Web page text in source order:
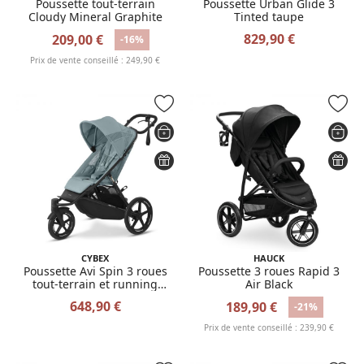
Poussette tout-terrain
Cloudy Mineral Graphite
209,00 € -16%
Prix de vente conseillé : 249,90 €
Poussette Urban Glide 3
Tinted taupe
829,90 €
CYBEX
Poussette Avi Spin 3 roues
tout-terrain et running
648,90 €
HAUCK
Poussette 3 roues Rapid 3
Air Black
189,90 € -21%
Prix de vente conseillé : 239,90 €